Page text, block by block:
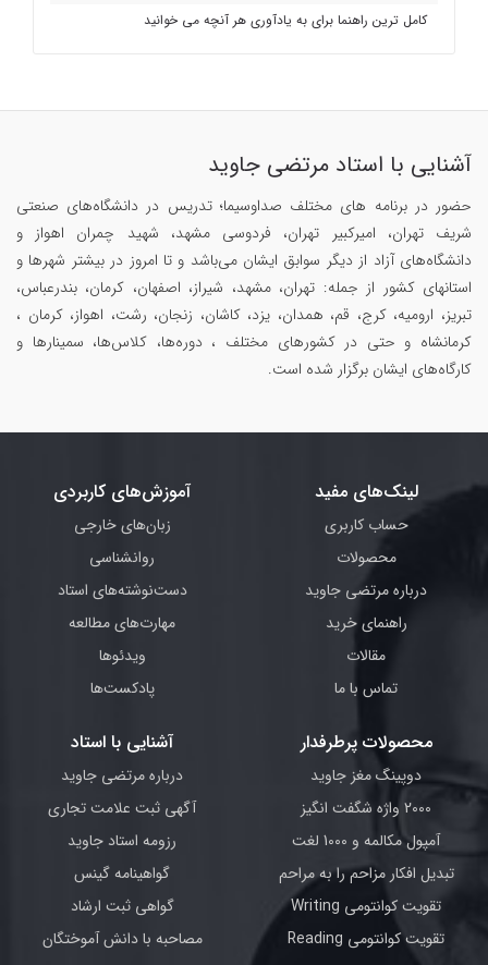
کامل ترین راهنما برای به یادآوری هر آنچه می خوانید
آشنایی با استاد مرتضی جاوید
حضور در برنامه های مختلف صداوسیما؛ تدریس در دانشگاه‌های صنعتی
شریف تهران، امیرکبیر تهران، فردوسی مشهد، شهید چمران اهواز و
دانشگاه‌های آزاد از دیگر سوابق ایشان می‌باشد و تا امروز در بیشتر شهرها و
استانهای کشور از جمله: تهران، مشهد، شیراز، اصفهان، کرمان، بندرعباس،
تبریز، ارومیه، کرج، قم، همدان، یزد، کاشان، زنجان، رشت، اهواز، کرمان ،
کرمانشاه و حتی در کشورهای مختلف ، دوره‌ها، کلاس‌ها، سمینار‌ها و
کارگاه‌های ایشان برگزار شده است.
لینک‌های مفید
حساب کاربری
محصولات
درباره مرتضی جاوید
راهنمای خرید
مقالات
تماس با ما
آموزش‌های کاربردی
زبان‌های خارجی
روانشناسی
دست‌نوشته‌های استاد
مهارت‌های مطالعه
ویدئوها
پادکست‌ها
محصولات پرطرفدار
دوپینگ مغز جاوید
2000 واژه شگفت انگیز
آمپول مکالمه و 1000 لغت
تبدیل افکار مزاحم را به مراحم
تقویت کوانتومی Writing
تقویت کوانتومی Reading
آشنایی با استاد
درباره مرتضی جاوید
آگهی ثبت علامت تجاری
رزومه استاد جاوید
گواهینامه گینس
گواهی ثبت ارشاد
مصاحبه با دانش آموختگان